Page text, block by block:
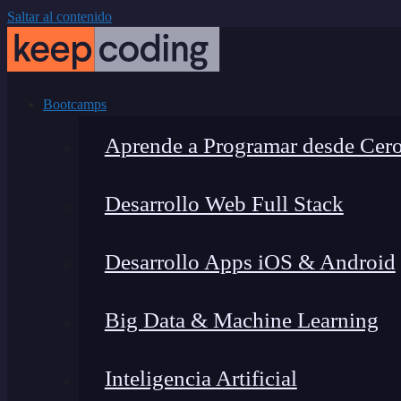
Saltar al contenido
Bootcamps
Aprende a Programar desde
Desarrollo Web Full Stack
Desarrollo Apps iOS & Android
Big Data & Machine Learning
Inteligencia Artificial